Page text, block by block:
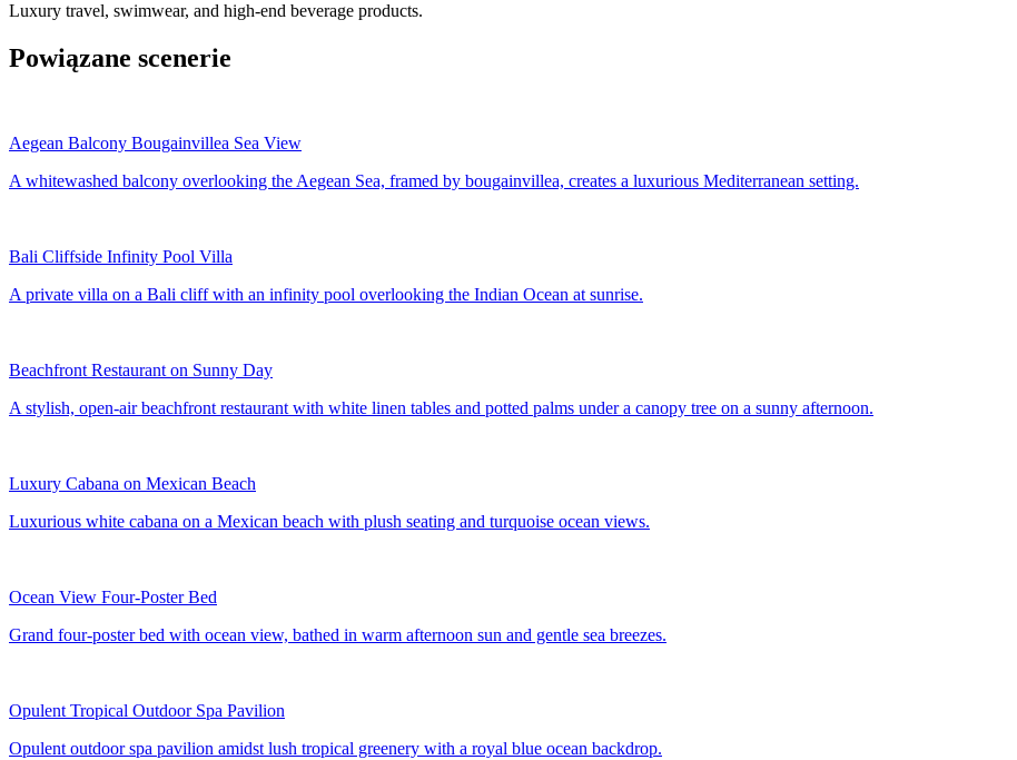
Luxury travel, swimwear, and high-end beverage products.
Powiązane scenerie
Aegean Balcony Bougainvillea Sea View
A whitewashed balcony overlooking the Aegean Sea, framed by bougainvillea, creates a luxurious Mediterranean setting.
Bali Cliffside Infinity Pool Villa
A private villa on a Bali cliff with an infinity pool overlooking the Indian Ocean at sunrise.
Beachfront Restaurant on Sunny Day
A stylish, open-air beachfront restaurant with white linen tables and potted palms under a canopy tree on a sunny afternoon.
Luxury Cabana on Mexican Beach
Luxurious white cabana on a Mexican beach with plush seating and turquoise ocean views.
Ocean View Four-Poster Bed
Grand four-poster bed with ocean view, bathed in warm afternoon sun and gentle sea breezes.
Opulent Tropical Outdoor Spa Pavilion
Opulent outdoor spa pavilion amidst lush tropical greenery with a royal blue ocean backdrop.